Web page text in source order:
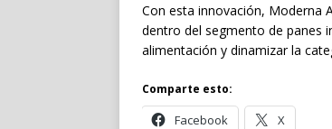
Con esta innovación, Moderna
dentro del segmento de panes
alimentación y dinamizar la
Comparte esto:
Facebook X